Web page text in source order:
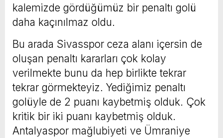
kalemizde gördüğümüz bir penaltı golü
daha kaçınılmaz oldu.
Bu arada Sivasspor ceza alanı içersin de
oluşan penaltı kararları çok kolay
verilmekte bunu da hep birlikte tekrar
tekrar görmekteyiz. Yediğimiz penaltı
golüyle de 2 puanı kaybetmiş olduk. Çok
kritik bir iki puanı kaybetmiş olduk.
Antalyaspor mağlubiyeti ve Ümraniye